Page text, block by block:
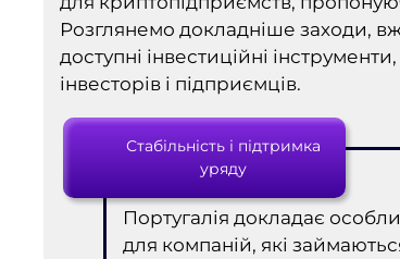
Розглянемо докладніше заходи,
доступні інвестиційні
інвесторів і підприємців.
Стабільність і підтримка
уряду
Португалія докладає
для компаній, які